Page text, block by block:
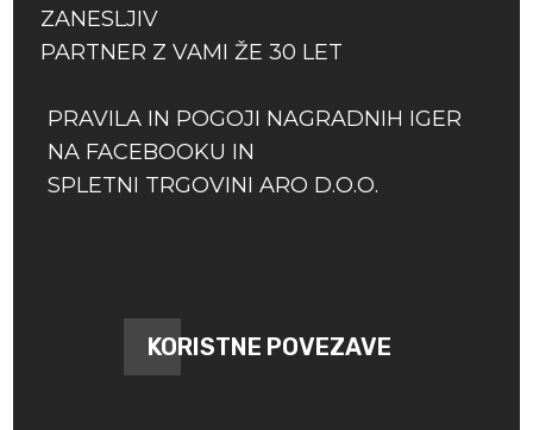
ZANESLJIV
PARTNER Z VAMI ŽE 30 LET
PRAVILA IN POGOJI NAGRADNIH IGER
NA FACEBOOKU IN
SPLETNI TRGOVINI ARO D.O.O.
KORISTNE POVEZAVE